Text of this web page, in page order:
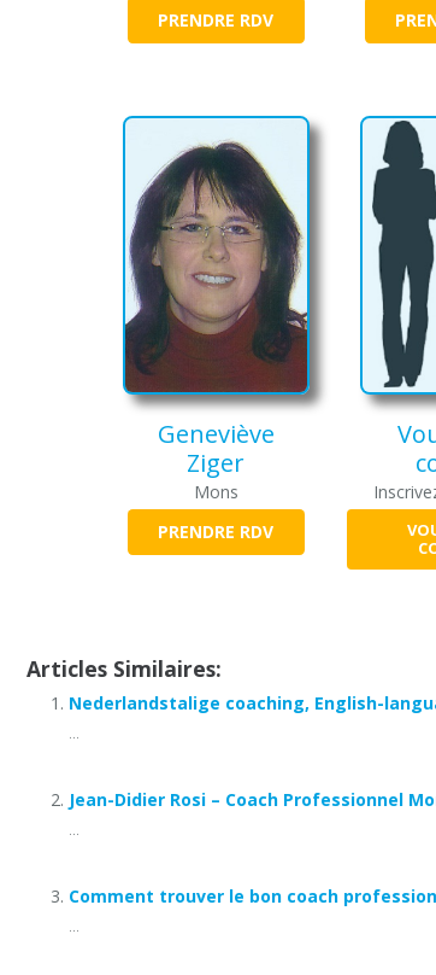
PRENDRE RDV
Geneviève
Ziger
Mons
PRENDRE RDV
Articles Similaires:
Nederlandstalige coaching, English-
...
Jean-Didier Rosi – Coach Professionnel
...
Comment trouver le bon coach
...